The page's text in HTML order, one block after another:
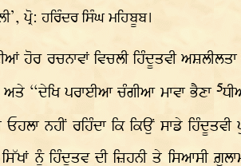
ਪ੍ਰੋ: ਹਰਿੰਦਰ ਸਿੰਘ ਮਹਿਬੂਬ।
ਹੋਰ ਰਚਨਾਵਾਂ ਵਿਚਲੀ ਹਿੰਦੂਤਵੀ
ਅਤੇ “ਦੇਖਿ ਪਰਾਈਆ ਚੰਗੀਆ ਮਾਵਾ ਭੈਣਾ5
ਨਹੀਂ ਰਹਿੰਦਾ ਕਿ ਕਿਉਂ ਸਾਡੇ ਹਿੰਦੂਤਵੀ
ਨੂੰ ਹਿੰਦੂਤਵ ਦੀ ਜ਼ਿਹਨੀ ਤੇ ਸਿਆਸੀ